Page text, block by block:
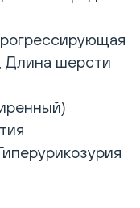
Длина шерсти